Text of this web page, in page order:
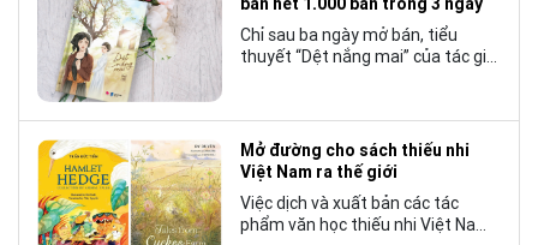
Chỉ sau ba ngày mở bán, tiểu
thuyết “Dệt nắng mai” của tác giả
chương trẻ khi cán mốc 1.000 bản
tiêu thụ.
Mở đường cho sách thiếu nhi
Việt Nam ra thế giới
Việc dịch và xuất bản các tác
phẩm văn học thiếu nhi Việt Nam